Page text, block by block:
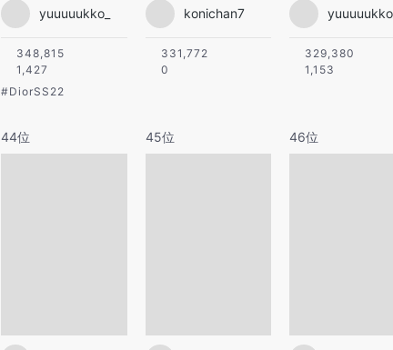
yuuuuukko_
348,815
1,427
#DiorSS22
konichan7
331,772
0
329,380
1,153
44位 45位 46位